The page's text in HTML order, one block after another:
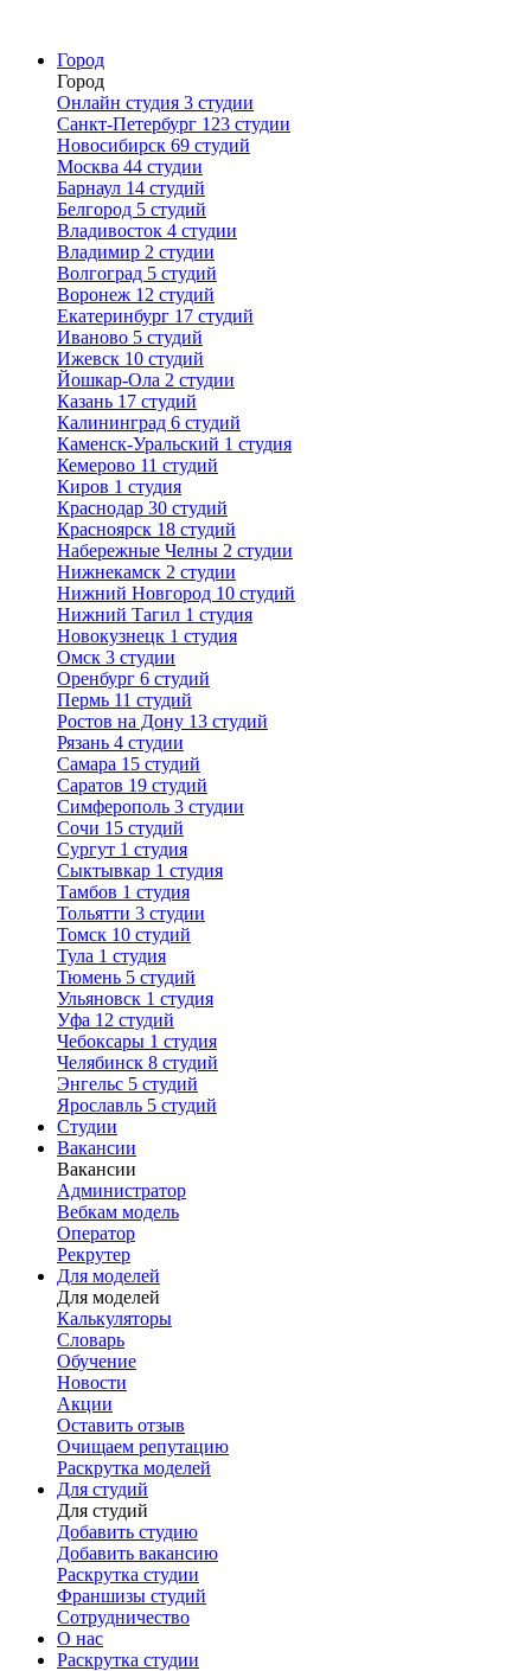
Город
Город
Онлайн студия 3 студии
Санкт-Петербург 123 студии
Новосибирск 69 студий
Москва 44 студии
Барнаул 14 студий
Белгород 5 студий
Владивосток 4 студии
Владимир 2 студии
Волгоград 5 студий
Воронеж 12 студий
Екатеринбург 17 студий
Иваново 5 студий
Ижевск 10 студий
Йошкар-Ола 2 студии
Казань 17 студий
Калининград 6 студий
Каменск-Уральский 1 студия
Кемерово 11 студий
Киров 1 студия
Краснодар 30 студий
Красноярск 18 студий
Набережные Челны 2 студии
Нижнекамск 2 студии
Нижний Новгород 10 студий
Нижний Тагил 1 студия
Новокузнецк 1 студия
Омск 3 студии
Оренбург 6 студий
Пермь 11 студий
Ростов на Дону 13 студий
Рязань 4 студии
Самара 15 студий
Саратов 19 студий
Симферополь 3 студии
Сочи 15 студий
Сургут 1 студия
Сыктывкар 1 студия
Тамбов 1 студия
Тольятти 3 студии
Томск 10 студий
Тула 1 студия
Тюмень 5 студий
Ульяновск 1 студия
Уфа 12 студий
Чебоксары 1 студия
Челябинск 8 студий
Энгельс 5 студий
Ярославль 5 студий
Студии
Вакансии
Вакансии
Администратор
Вебкам модель
Оператор
Рекрутер
Для моделей
Для моделей
Калькуляторы
Словарь
Обучение
Новости
Акции
Оставить отзыв
Очищаем репутацию
Раскрутка моделей
Для студий
Для студий
Добавить студию
Добавить вакансию
Раскрутка студии
Франшизы студий
Сотрудничество
О нас
Раскрутка студии